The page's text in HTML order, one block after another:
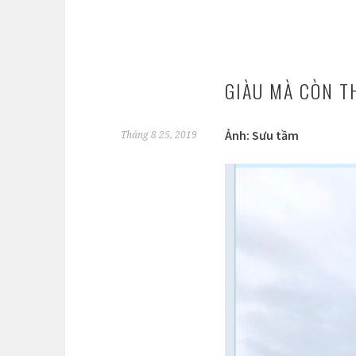
GIÀU MÀ CÒN
Tháng 8 25, 2019 Ảnh: Sưu tầm